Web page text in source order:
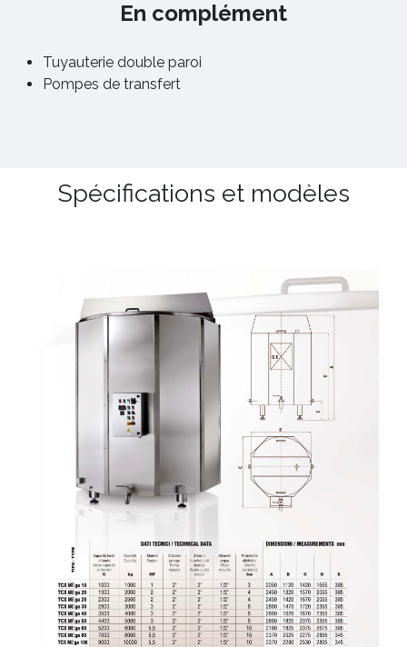
En complément
Tuyauterie double paroi
Pompes de transfert
Spécifications et modèles